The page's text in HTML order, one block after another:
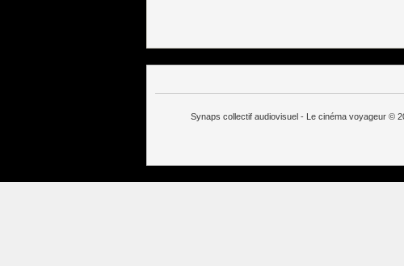
Synaps collectif audiovisuel - Le cinéma voyageur ©